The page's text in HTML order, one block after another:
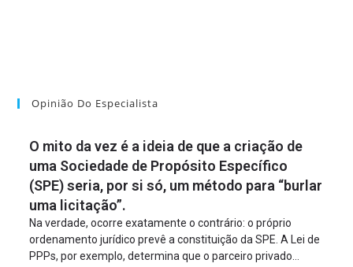
Opinião Do Especialista
O mito da vez é a ideia de que a criação de
uma Sociedade de Propósito Específico
(SPE) seria, por si só, um método para “burlar
uma licitação”.
Na verdade, ocorre exatamente o contrário: o próprio
ordenamento jurídico prevê a constituição da SPE. A Lei de
PPPs, por exemplo, determina que o parceiro privado